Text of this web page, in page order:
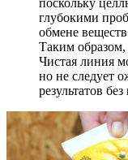
поскольку
глубокими
обмене
Таким
Чистая линия
но не следует
результатов